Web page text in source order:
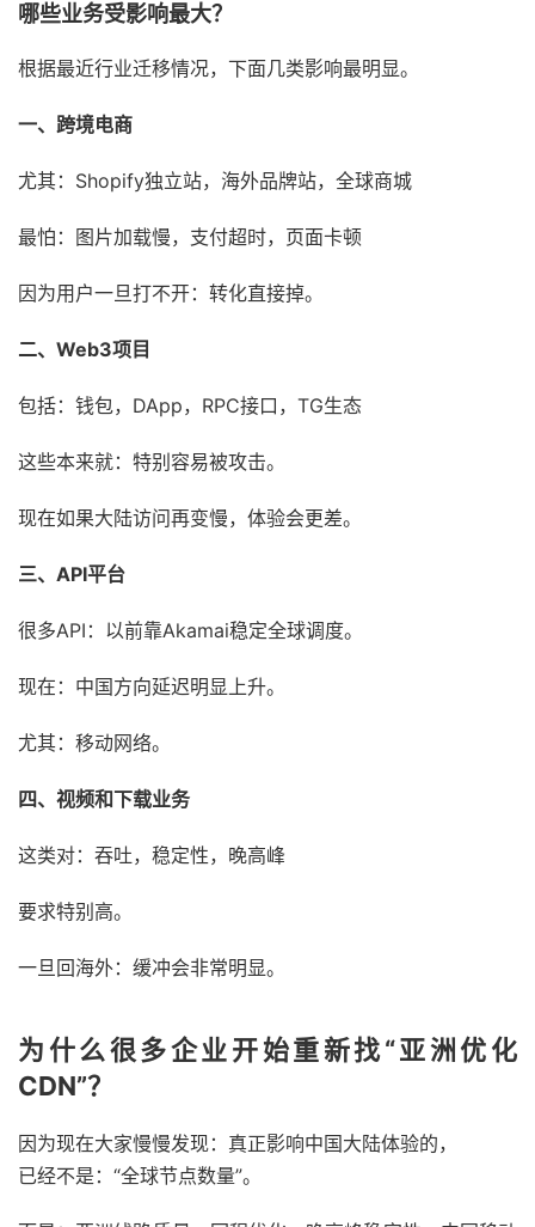
哪些业务受影响最大？
根据最近行业迁移情况，下面几类影响最明显。
一、跨境电商
尤其：Shopify独立站，海外品牌站，全球商城
最怕：图片加载慢，支付超时，页面卡顿
因为用户一旦打不开：转化直接掉。
二、Web3项目
包括：钱包，DApp，RPC接口，TG生态
这些本来就：特别容易被攻击。
现在如果大陆访问再变慢，体验会更差。
三、API平台
很多API：以前靠Akamai稳定全球调度。
现在：中国方向延迟明显上升。
尤其：移动网络。
四、视频和下载业务
这类对：吞吐，稳定性，晚高峰
要求特别高。
一旦回海外：缓冲会非常明显。
为什么很多企业开始重新找“亚洲优化
CDN”？
因为现在大家慢慢发现：真正影响中国大陆体验的，
已经不是：“全球节点数量”。